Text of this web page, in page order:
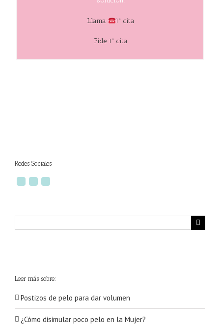
Llama 1ª cita
Pide 1ª cita
Redes Sociales
Leer más sobre:
Postizos de pelo para dar volumen
¿Cómo disimular poco pelo en la Mujer?